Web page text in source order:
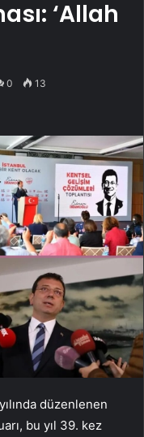
‘Allah
0 13
düzenlenen
bu yıl 39. kez